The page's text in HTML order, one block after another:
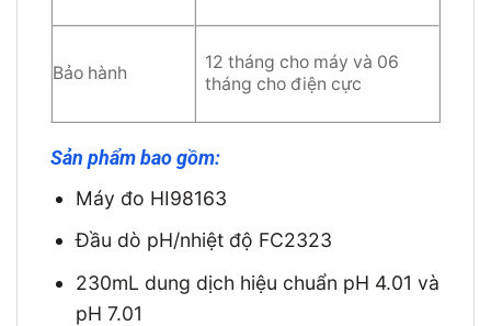
Bảo hành
12 tháng cho máy và 06
tháng cho điện cực
Sản phẩm bao gồm:
Máy đo HI98163
Đầu dò pH/nhiệt độ FC2323
230mL dung dịch hiệu chuẩn pH 4.01 và
pH 7.01